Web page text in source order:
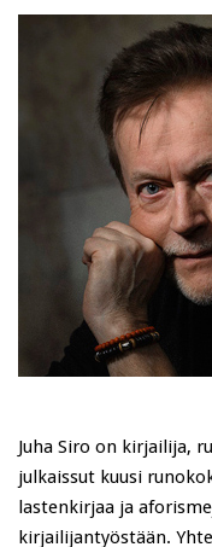
Juha Siro on kirjailija,
julkaissut kuusi
lastenkirjaa ja
kirjailijantyöstään.